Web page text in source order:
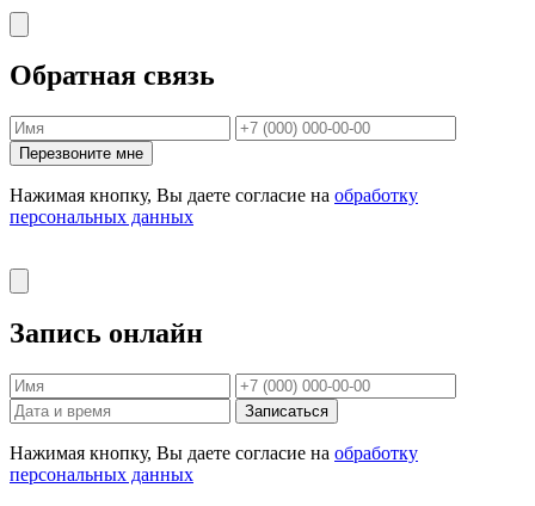
Обратная связь
Перезвоните мне
Нажимая кнопку, Вы даете согласие на обработку
персональных данных
Запись онлайн
Записаться
Нажимая кнопку, Вы даете согласие на обработку
персональных данных